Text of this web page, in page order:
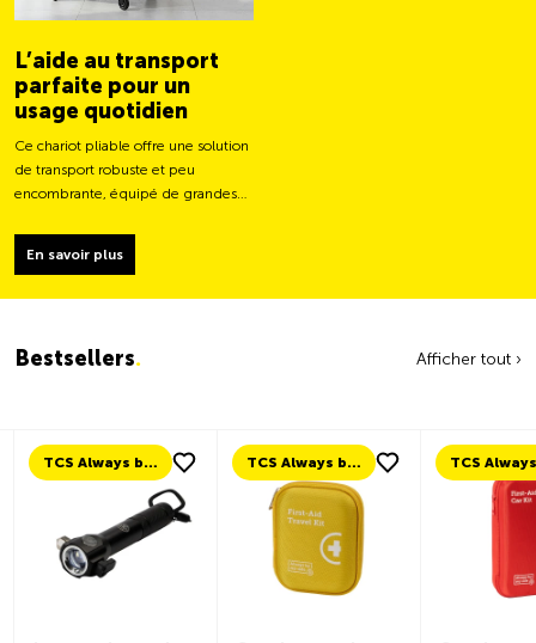
L’aide au transport
parfaite pour un
usage quotidien
Ce chariot pliable offre une solution
de transport robuste et peu
encombrante, équipé de grandes
En savoir plus
Bestsellers. Afficher tout ›
TCS Always by my side TCS Always by my side